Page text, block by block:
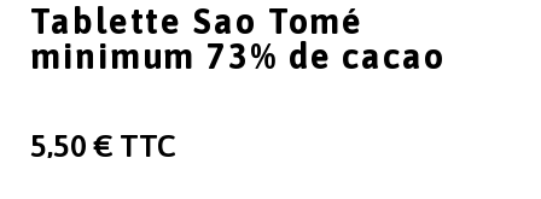
Tablette Sao Tomé
minimum 73% de cacao
5,50 € TTC